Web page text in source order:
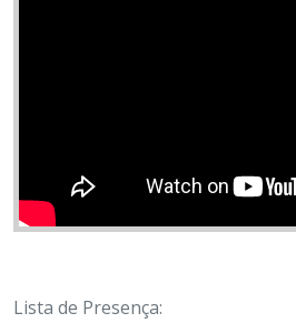
Lista de Presença: